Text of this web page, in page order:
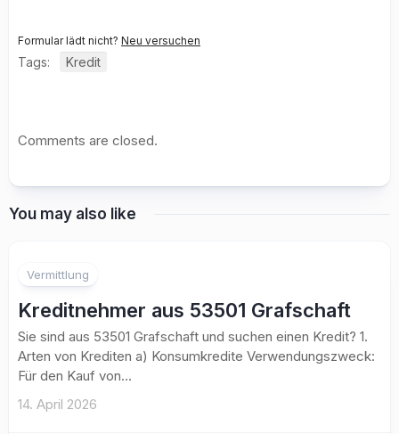
Formular lädt nicht? Neu versuchen
Tags: Kredit
Comments are closed.
You may also like
Vermittlung
Kreditnehmer aus 53501 Grafschaft
Sie sind aus 53501 Grafschaft und suchen einen Kredit? 1.
Arten von Krediten a) Konsumkredite Verwendungszweck:
Für den Kauf von...
14. April 2026